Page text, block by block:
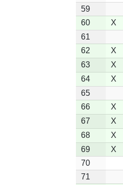
59
60
X
61
62
X
63
X
64
X
65
66
X
67
X
68
X
69
X
70
71